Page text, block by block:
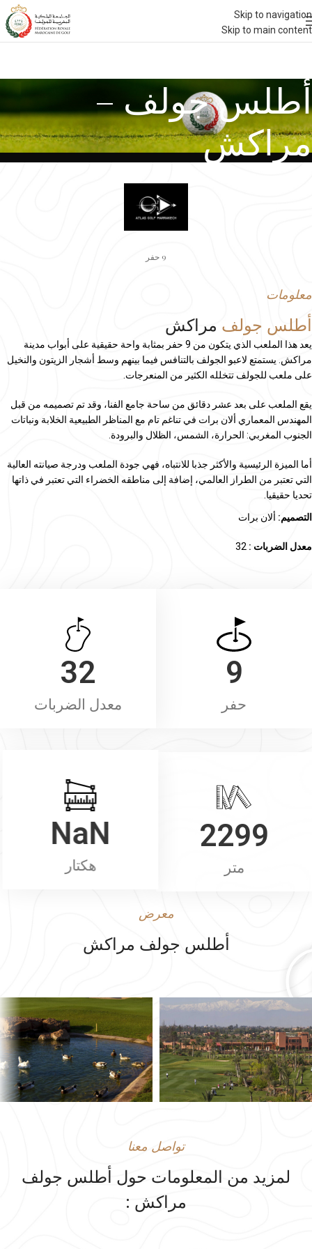
Skip to navigation
Skip to main content
أطلس جولف –
مراكش
9 حفر
معلومات
أطلس جولف مراكش
يعد هذا الملعب الذي يتكون من 9 حفر بمثابة واحة حقيقية على أبواب مدينة
مراكش. يستمتع لاعبو الجولف بالتنافس فيما بينهم وسط أشجار الزيتون والنخيل
على ملعب للجولف تتخلله الكثير من المنعرجات.
يقع الملعب على بعد عشر دقائق من ساحة جامع الفنا، وقد تم تصميمه من قبل
المهندس المعماري ألان برات في تناغم تام مع المناظر الطبيعية الخلابة ونباتات
الجنوب المغربي: الحرارة، الشمس، الظلال والبرودة.
أما الميزة الرئيسية والأكثر جذبا للانتباه، فهي جودة الملعب ودرجة صيانته العالية
التي تعتبر من الطراز العالمي، إضافة إلى مناطقه الخضراء التي تعتبر في ذاتها
تحديا حقيقيا.
التصميم: ألان برات
معدل الضربات :
9
حفر
32
معدل الضربات
2299
متر
NaN
هكتار
معرض
أطلس جولف مراكش
تواصل معنا
لمزيد من المعلومات حول أطلس جولف
مراكش :